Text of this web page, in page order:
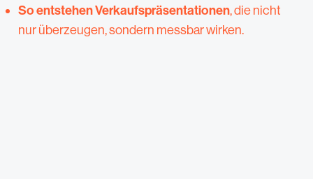
So entstehen Verkaufspräsentationen, die nicht
nur überzeugen, sondern messbar wirken.